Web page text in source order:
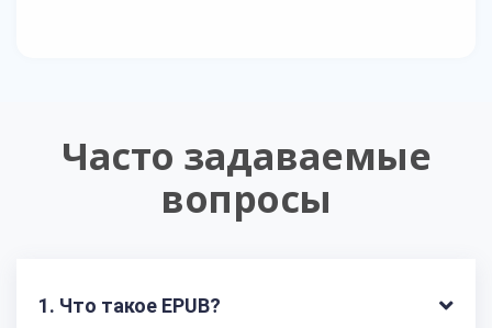
Часто задаваемые
вопросы
1. Что такое EPUB?